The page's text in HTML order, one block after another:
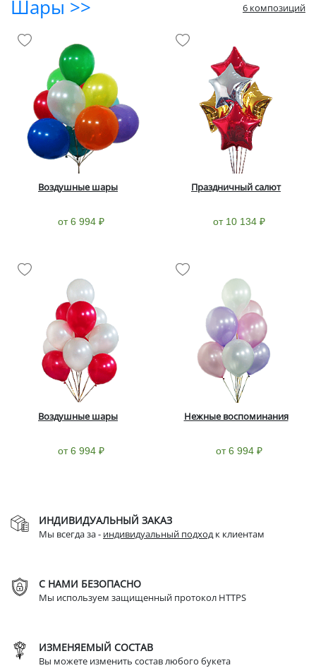
Шары >> 6 композиций
Воздушные шары
от 6 994 ₽
Праздничный салют
от 10 134 ₽
Воздушные шары
от 6 994 ₽
Нежные воспоминания
от 6 994 ₽
ИНДИВИДУАЛЬНЫЙ ЗАКАЗ
Мы всегда за - индивидуальный подходк клиентам
С НАМИ БЕЗОПАСНО
Мы используем защищенный протокол HTTPS
ИЗМЕНЯЕМЫЙ СОСТАВ
Вы можете изменить состав любого букета